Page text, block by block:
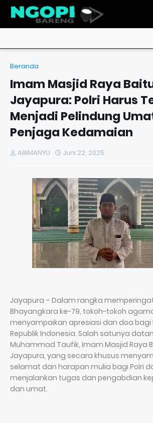
Beranda
Imam Masjid Raya
Jayapura: Polri Harus
Menjadi Pelindung
Penjaga Kedamaian
ABIMANYU Juni 22, 2025
Jayapura – Dalam rangka
Bhayangkara ke-79, tokoh-tokoh
menyampaikan apresiasi dan doa bagi
Republik Indonesia. Salah satunya
Muhammad Taufik, Imam Masjid Raya
Jayapura, yang secara khusus
selamat dan harapan mulia bagi Polri
menjalankan tugas dan pengabdian
dan umat.